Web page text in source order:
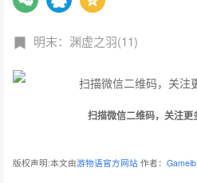
明末：渊虚之羽(11)
扫描微信二维码，关注更
版权声明:本文由游物语官方网站 作者：